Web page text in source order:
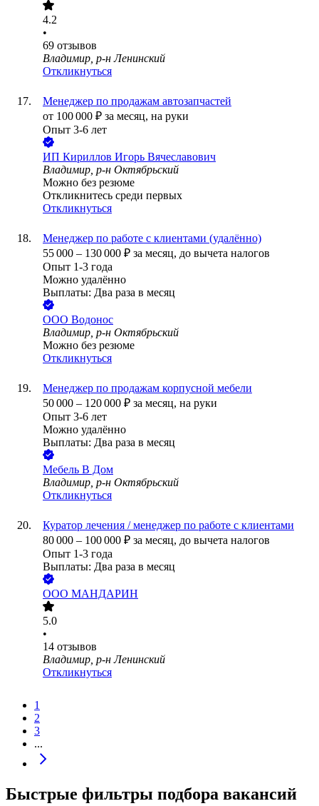
4.2
•
69 отзывов
Владимир, р-н Ленинский
Откликнуться
Менеджер по продажам автозапчастей
от 100 000 ₽ за месяц, на руки
Опыт 3-6 лет
ИП Кириллов Игорь Вячеславович
Владимир, р-н Октябрьский
Можно без резюме
Откликнитесь среди первых
Откликнуться
Менеджер по работе с клиентами (удалённо)
55 000 – 130 000 ₽ за месяц, до вычета налогов
Опыт 1-3 года
Можно удалённо
Выплаты: Два раза в месяц
ООО Водонос
Владимир, р-н Октябрьский
Можно без резюме
Откликнуться
Менеджер по продажам корпусной мебели
50 000 – 120 000 ₽ за месяц, на руки
Опыт 3-6 лет
Можно удалённо
Выплаты: Два раза в месяц
Мебель В Дом
Владимир, р-н Октябрьский
Откликнуться
Куратор лечения / менеджер по работе с клиентами
80 000 – 100 000 ₽ за месяц, до вычета налогов
Опыт 1-3 года
Выплаты: Два раза в месяц
ООО МАНДАРИН
5.0
•
14 отзывов
Владимир, р-н Ленинский
Откликнуться
1
2
3
...
Быстрые фильтры подбора вакансий